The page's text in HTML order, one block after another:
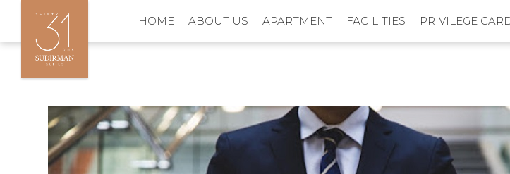
HOME ABOUT US APARTMENT FACILITIES PRIVILEGE